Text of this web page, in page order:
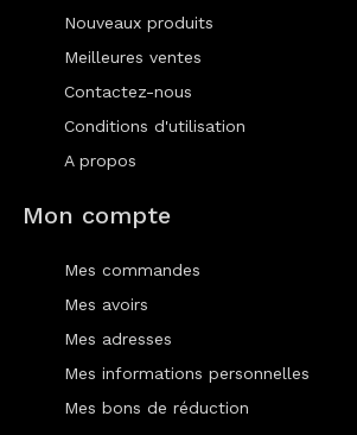
Nouveaux produits
Meilleures ventes
Contactez-nous
Conditions d'utilisation
A propos
Mon compte
Mes commandes
Mes avoirs
Mes adresses
Mes informations personnelles
Mes bons de réduction